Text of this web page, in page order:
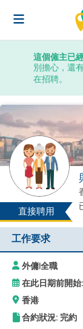
這個僱主已
別擔心，還
在招聘。
直接聘用
工作要求
外傭|全職
在此日期前開
香港
合約狀況: 完約